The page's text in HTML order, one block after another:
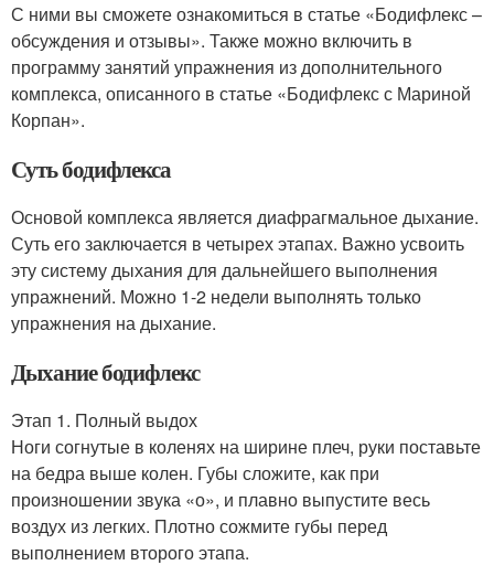
С ними вы сможете ознакомиться в статье «Бодифлекс –
обсуждения и отзывы». Также можно включить в
программу занятий упражнения из дополнительного
комплекса, описанного в статье «Бодифлекс с Мариной
Корпан».
Суть бодифлекса
Основой комплекса является диафрагмальное дыхание.
Суть его заключается в четырех этапах. Важно усвоить
эту систему дыхания для дальнейшего выполнения
упражнений. Можно 1-2 недели выполнять только
упражнения на дыхание.
Дыхание бодифлекс
Этап 1. Полный выдох
Ноги согнутые в коленях на ширине плеч, руки поставьте
на бедра выше колен. Губы сложите, как при
произношении звука «о», и плавно выпустите весь
воздух из легких. Плотно сожмите губы перед
выполнением второго этапа.